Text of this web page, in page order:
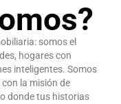
somos el
hogares con
inteligentes. Somos
la misión de
donde tus historias